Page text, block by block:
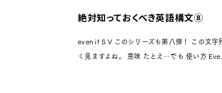
絶対知っておくべき英語構文⑧
even if S V このシリーズも第八弾！ この文字
く見ますよね。 意味 たとえ…でも 使い方